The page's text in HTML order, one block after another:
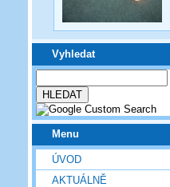
Vyhledat
Menu
ÚVOD
AKTUÁLNĚ